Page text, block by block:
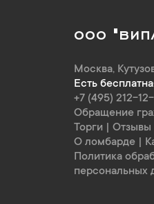
ООО
Москва,
Есть
+7 (495) 212-
Обращение
Торги
Отзывы
О ломбарде
Политика
персональных